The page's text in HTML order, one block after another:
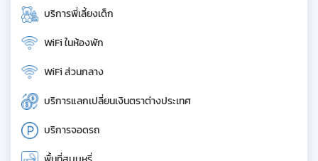
บริการพี่เลี้ยงเด็ก
WiFi ในห้องพัก
WiFi ส่วนกลาง
บริการแลกเปลี่ยนเงินตราต่างประเทศ
บริการจอดรถ